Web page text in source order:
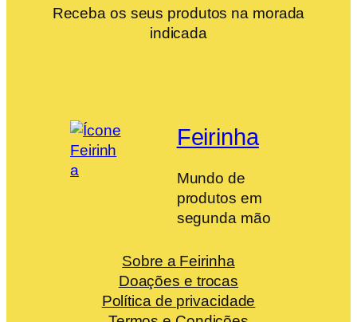
Receba os seus produtos na morada
indicada
Feirinha
Mundo de
produtos em
segunda mão
Sobre a Feirinha
Doações e trocas
Política de privacidade